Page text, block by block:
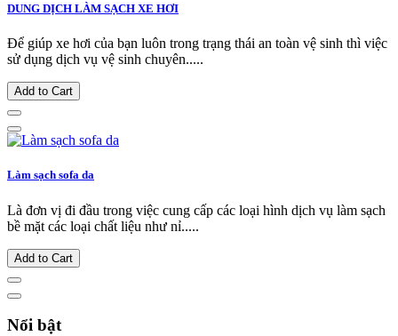
DUNG DỊCH LÀM SẠCH XE HƠI
Để giúp xe hơi của bạn luôn trong trạng thái an toàn vệ sinh thì việc
sử dụng dịch vụ vệ sinh chuyên.....
Add to Cart
Làm sạch sofa da
Là đơn vị đi đầu trong việc cung cấp các loại hình dịch vụ làm sạch
bề mặt các loại chất liệu như nỉ.....
Add to Cart
Nổi bật